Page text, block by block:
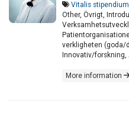
Vitalis stipendium
Other, Övrigt,
verkligheten (goda/
Innovativ/forskning,
More information